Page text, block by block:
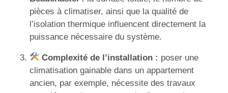
pièces à climatiser, ainsi que la qualité de
l’isolation thermique influencent directement la
puissance nécessaire du système.
Complexité de l’installation : poser une
climatisation gainable dans un appartement
ancien, par exemple, nécessite des travaux